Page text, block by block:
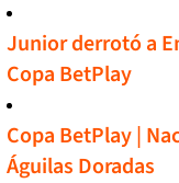
Junior derrotó a
Copa BetPlay
Copa BetPlay |
Águilas Doradas